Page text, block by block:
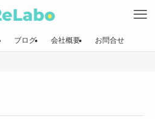
ブログ 会社概要 お問合せ